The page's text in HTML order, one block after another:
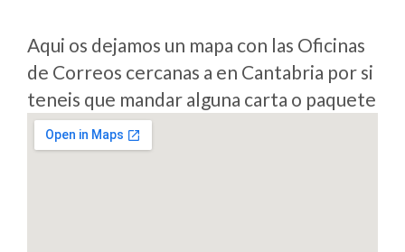
Aqui os dejamos un mapa con las Oficinas
de Correos cercanas a en Cantabria por si
teneis que mandar alguna carta o paquete